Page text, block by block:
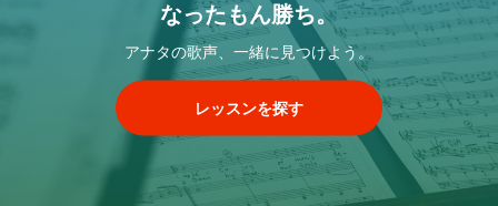
なったもん勝ち。
アナタの歌声、一緒に見つけよう。
レッスンを探す